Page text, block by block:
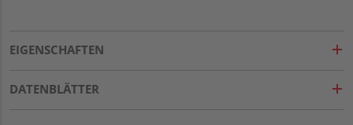
EIGENSCHAFTEN
DATENBLÄTTER